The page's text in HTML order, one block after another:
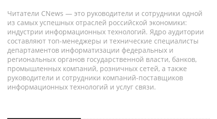
Читатели CNews — это руководители и сотрудники одной
из самых успешных отраслей российской экономики:
индустрии информационных технологий. Ядро аудитории
составляют топ-менеджеры и технические специалисты
департаментов информатизации федеральных и
региональных органов государственной власти, банков,
промышленных компаний, розничных сетей, а также
руководители и сотрудники компаний-поставщиков
информационных технологий и услуг связи.